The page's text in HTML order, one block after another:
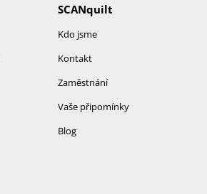
SCANquilt
Kdo jsme
Kontakt
Zaměstnání
Vaše připomínky
Blog